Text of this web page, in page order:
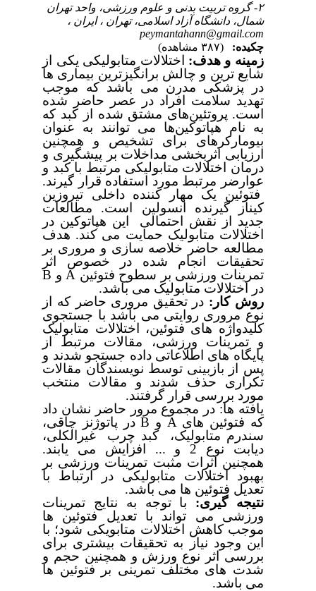
۲- گروه تربیت بدنی و علوم ورزشی، واحد تهران
شمال، دانشگاه آزاد اسلامی، تهران ، ایران ،
peymantahann@gmail.com
چکیده:
زمینه و هدف:اختلالات متابولیکی یکی از
شایع ترین و چالش برانگیزترین بیماری ها
در پزشکی مدرن می باشد که موجب
تهدید سلامت افراد در عصر حاضر شده
است. پروتئین‌های مشتق شده از کبد که
به نام هپاتوکین‌ها می توانند به عنوان
بیومارکرهای برای تشخیص و همچنین
ارزیابی اثربخشی مداخلات بر پیشگیری و
درمان اختلالات متابولیکی مرتبط با کبد و
عوارضر مرتبط مورد استفاده قرار گیرند.
فتوئین یک مهار کننده داخلی تیروزین
کیناز گیرنده انسولین است. مطالعات
جدید از نقش احتمالی این هپاتوکین در
اختلالات متابولیک حمایت می کند. هدف
مطالعه حاضر خلاصه سازی و مروری بر
تحقیقات انجام شده در خصوص اثر
تمرینات ورزشی بر سطوح فتوئینA وB
در اختلالات متابولیک می باشد.
روش کار:در تحقیق مروری حاضر که از
نوع مروری روایتی می باشد با جستجوی
کلیدواژه های فتوئین، اختلالات متابولیک
و تمرینات ورزشی، مقالات مرتبط از
پایگاه های اطلاعاتی داده جستجو شدند و
پس از بازبینی توسط نویسندگان مقالات
تکراری حذف شدند و مقالات منتخب
مورد بررسی قرار گرفتند.
یافته ها: در مجموع مرور حاضر نشان داد
که فتوئین هایAوB در پاتوژنز چاقی،
سندرم متابولیک، کبد چرب غیرالکلی،
دیابت نوع 2 و ... افزایش می یابند.
همچنین اثرات مثبت تمرینات ورزشی بر
بهبود اختلالات متابولیکی در ارتباط با
تعدیل فتوئین ها می باشد.
نتیجه گیری:با توجه به نتایج تمرینات
ورزشی می تواند با تعدیل فتوئین ها
موجب کاهش اختلالات متابویکی شود؛ با
این وجود نیاز به تحقیقات بیشتری برای
بررسی اثر نوع ورزش و همچنین حجم و
شدت های مختلف تمرینی بر فتوئین ها
می باشد.